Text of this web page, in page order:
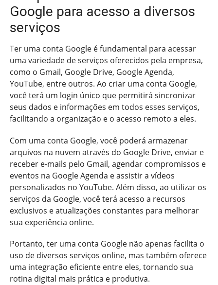
Google para acesso a diversos
serviços
Ter uma conta Google é fundamental para acessar
uma variedade de serviços oferecidos pela empresa,
como o Gmail, Google Drive, Google Agenda,
YouTube, entre outros. Ao criar uma conta Google,
você terá um login único que permitirá sincronizar
seus dados e informações em todos esses serviços,
facilitando a organização e o acesso remoto a eles.
Com uma conta Google, você poderá armazenar
arquivos na nuvem através do Google Drive, enviar e
receber e-mails pelo Gmail, agendar compromissos e
eventos na Google Agenda e assistir a vídeos
personalizados no YouTube. Além disso, ao utilizar os
serviços da Google, você terá acesso a recursos
exclusivos e atualizações constantes para melhorar
sua experiência online.
Portanto, ter uma conta Google não apenas facilita o
uso de diversos serviços online, mas também oferece
uma integração eficiente entre eles, tornando sua
rotina digital mais prática e produtiva.